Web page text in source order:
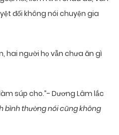
đối không nói chuyện gia
hai người họ vẫn chưa ăn gì
súp cho.”- Dương Lâm lắc
bình thường nói cũng không